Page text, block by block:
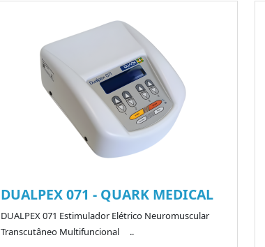
DUALPEX 071 - QUARK MEDICAL
DUALPEX 071 Estimulador Elétrico Neuromuscular
Transcutâneo Multifuncional ..